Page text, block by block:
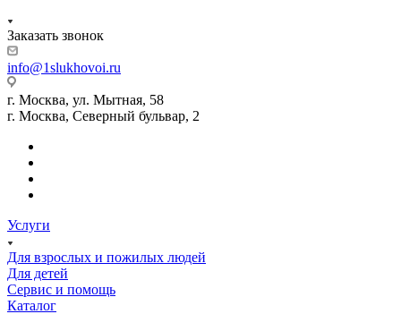
Заказать звонок
info@1slukhovoi.ru
г. Москва, ул. Мытная, 58
г. Москва, Северный бульвар, 2
Услуги
Для взрослых и пожилых людей
Для детей
Сервис и помощь
Каталог